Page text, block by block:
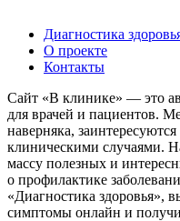
Диагностика
О проекте
Контакты
Сайт «В клинике» — это
для врачей и пациентов.
наверняка,
клиническими случаями.
массу полезных и
о профилактике
«Диагностика здоровья»,
симптомы онлайн и